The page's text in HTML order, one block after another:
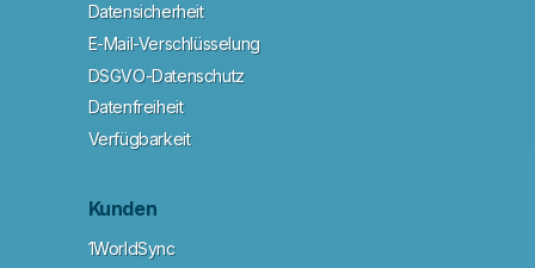
Datensicherheit
E-Mail-Verschlüsselung
DSGVO-Datenschutz
Datenfreiheit
Verfügbarkeit
Kunden
1WorldSync